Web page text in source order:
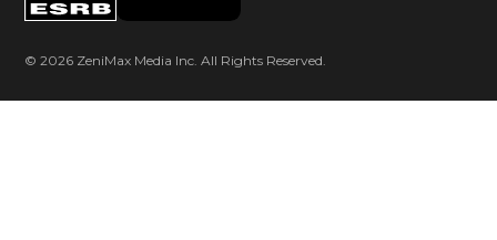
© 2026 ZeniMax Media Inc. All Rights Reserved.